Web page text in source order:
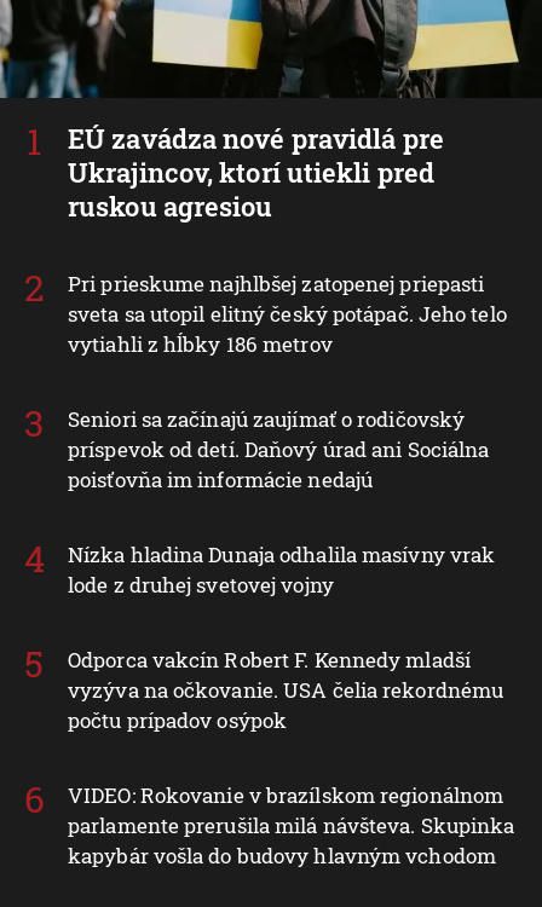
EÚ zavádza nové pravidlá pre
Ukrajincov, ktorí utiekli pred
ruskou agresiou
Pri prieskume najhlbšej zatopenej priepasti
sveta sa utopil elitný český potápač. Jeho telo
vytiahli z hĺbky 186 metrov
Seniori sa začínajú zaujímať o rodičovský
príspevok od detí. Daňový úrad ani Sociálna
poisťovňa im informácie nedajú
Nízka hladina Dunaja odhalila masívny vrak
lode z druhej svetovej vojny
Odporca vakcín Robert F. Kennedy mladší
vyzýva na očkovanie. USA čelia rekordnému
počtu prípadov osýpok
VIDEO: Rokovanie v brazílskom regionálnom
parlamente prerušila milá návšteva. Skupinka
kapybár vošla do budovy hlavným vchodom